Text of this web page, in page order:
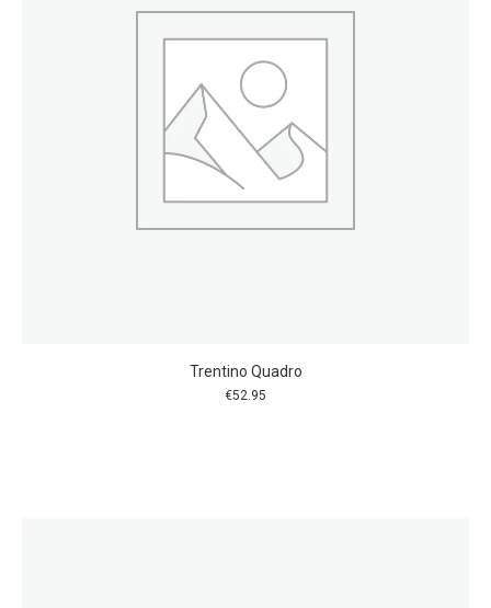
Trentino Quadro
€52.95